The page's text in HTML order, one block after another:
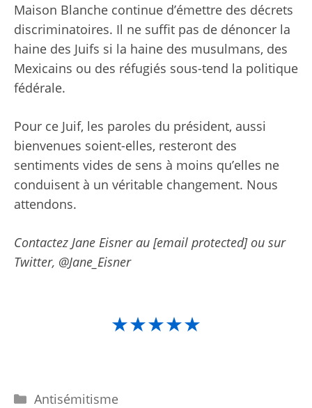
Maison Blanche continue d’émettre des décrets
discriminatoires. Il ne suffit pas de dénoncer la
haine des Juifs si la haine des musulmans, des
Mexicains ou des réfugiés sous-tend la politique
fédérale.
Pour ce Juif, les paroles du président, aussi
bienvenues soient-elles, resteront des
sentiments vides de sens à moins qu’elles ne
conduisent à un véritable changement. Nous
attendons.
Contactez Jane Eisner au [email protected] ou sur
Twitter, @Jane_Eisner
★★★★★
Catégories
Antisémitisme